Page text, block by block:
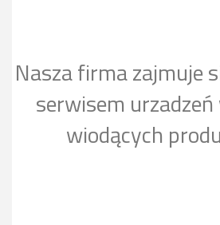
Nasza firma zajmuje
serwisem
wiodących